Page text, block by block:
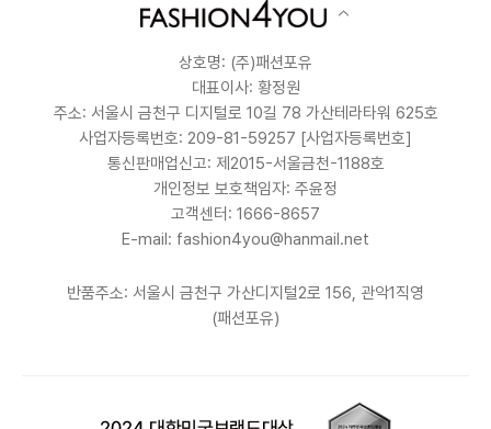
상호명: (주)패션포유
대표이사: 황정원
주소: 서울시 금천구 디지털로 10길 78 가산테라타워 625호
사업자등록번호: 209-81-59257 [사업자등록번호]
통신판매업신고: 제2015-서울금천-1188호
개인정보 보호책임자: 주윤정
고객센터: 1666-8657
E-mail: fashion4you@hanmail.net
반품주소: 서울시 금천구 가산디지털2로 156, 관악1직영
(패션포유)